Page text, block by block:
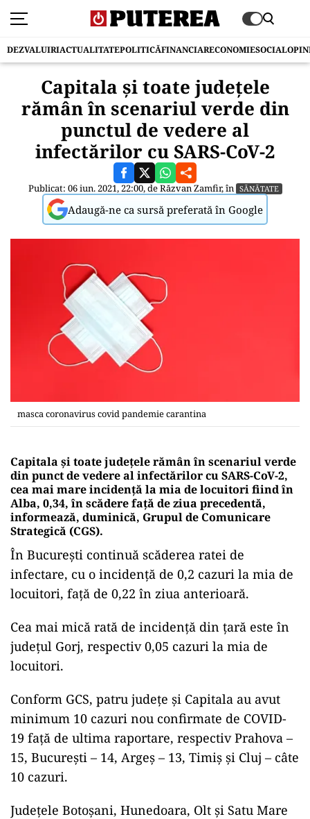
DEZVALUIRIACTUALITATEPOLITICĂFINANCIARECONOMIESOCIAL
Capitala şi toate judeţele
rămân în scenariul verde din
punctul de vedere al
infectărilor cu SARS-CoV-2
Publicat: 06 iun. 2021, 22:00, deRăzvan Zamfir, în SĂNĂTATE
Adaugă-ne ca sursă preferată în Google
masca coronavirus covid pandemie carantina
Capitala şi toate judeţele rămân în scenariul verde
din punct de vedere al infectărilor cu SARS-CoV-2,
cea mai mare incidenţă la mia de locuitori fiind în
Alba, 0,34, în scădere faţă de ziua precedentă,
informează, duminică, Grupul de Comunicare
Strategică (CGS).
În Bucureşti continuă scăderea ratei de
infectare, cu o incidenţă de 0,2 cazuri la mia de
locuitori, faţă de 0,22 în ziua anterioară.
Cea mai mică rată de incidenţă din ţară este în
judeţul Gorj, respectiv 0,05 cazuri la mia de
locuitori.